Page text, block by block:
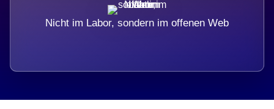
Nicht im Labor, sondern im offenen Web